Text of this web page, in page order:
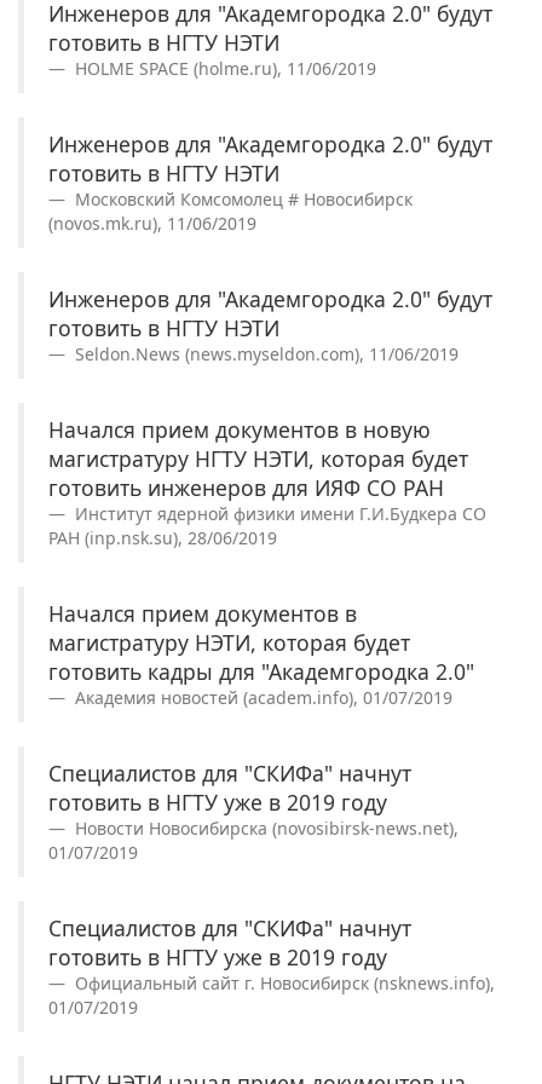
Инженеров для "Академгородка 2.0" будут
готовить в НГТУ НЭТИ
HOLME SPACE (holme.ru), 11/06/2019
Инженеров для "Академгородка 2.0" будут
готовить в НГТУ НЭТИ
Московский Комсомолец # Новосибирск
(novos.mk.ru), 11/06/2019
Инженеров для "Академгородка 2.0" будут
готовить в НГТУ НЭТИ
Seldon.News (news.myseldon.com), 11/06/2019
Начался прием документов в новую
магистратуру НГТУ НЭТИ, которая будет
готовить инженеров для ИЯФ СО РАН
Институт ядерной физики имени Г.И.Будкера СО
РАН (inp.nsk.su), 28/06/2019
Начался прием документов в
магистратуру НЭТИ, которая будет
готовить кадры для "Академгородка 2.0"
Академия новостей (academ.info), 01/07/2019
Специалистов для "СКИФа" начнут
готовить в НГТУ уже в 2019 году
Новости Новосибирска (novosibirsk-news.net),
01/07/2019
Специалистов для "СКИФа" начнут
готовить в НГТУ уже в 2019 году
Официальный сайт г. Новосибирск (nsknews.info),
01/07/2019